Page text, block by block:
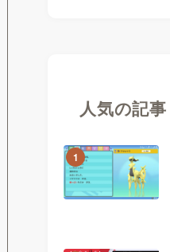
人気の記事
1